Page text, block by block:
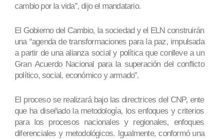
cambio por la vida”, dijo el mandatario.
El Gobierno del Cambio, la sociedad y el ELN construirán
una “agenda de transformaciones para la paz, impulsada
a partir de una alianza social y política que conlleve a un
Gran Acuerdo Nacional para la superación del conflicto
político, social, económico y armado”.
El proceso se realizará bajo las directrices del CNP, ente
que ha diseñado la metodología, los enfoques y criterios
para los procesos nacionales y regionales, enfoques
diferenciales y metodológicos. Igualmente, conformó una